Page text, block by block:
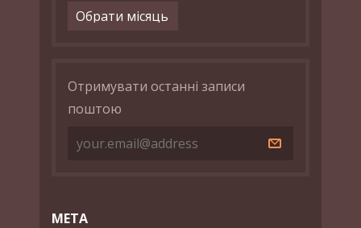
Архіви
Отримувати останні записи
поштою
МЕТА